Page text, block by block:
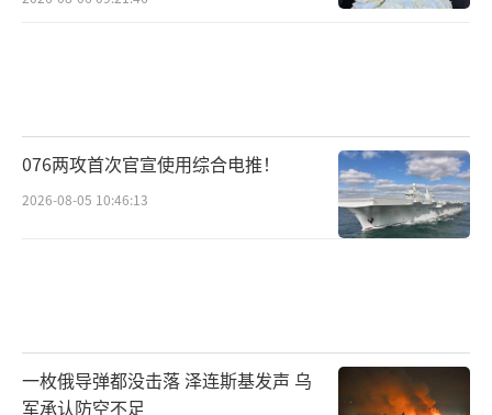
076两攻首次官宣使用综合电推！
2026-08-05 10:46:13
一枚俄导弹都没击落 泽连斯基发声 乌
军承认防空不足